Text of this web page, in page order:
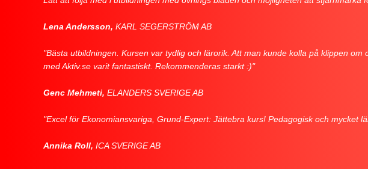
Lena Andersson, KARL SEGERSTRÖM AB
"Bästa utbildningen. Kursen var tydlig och lärorik. Att man kunde kolla på klippen
med Aktiv.se varit fantastiskt. Rekommenderas starkt :)"
Genc Mehmeti, ELANDERS SVERIGE AB
"Excel för Ekonomiansvariga, Grund-Expert: Jättebra kurs! Pedagogisk och mycket
Annika Roll, ICA SVERIGE AB